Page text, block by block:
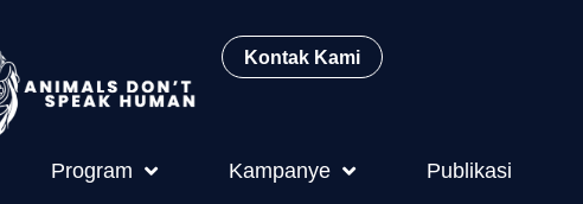
Kontak Kami
Program Kampanye Publikasi